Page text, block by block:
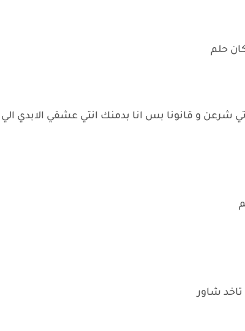
حلم
شرعن و قانونا بس انا بدمنك انتي عشقي الابدي الي
شاور